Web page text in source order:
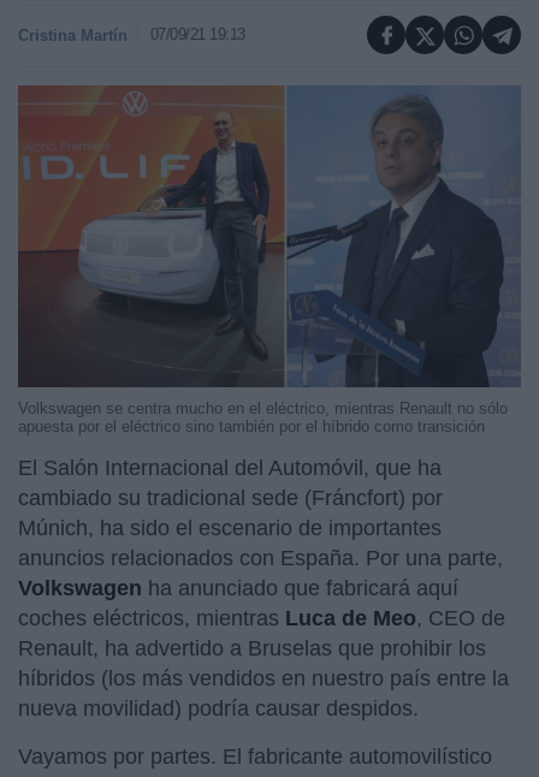
Cristina Martín 07/09/21 19:13
Volkswagen se centra mucho en el eléctrico, mientras Renault no sólo
apuesta por el eléctrico sino también por el híbrido como transición
El Salón Internacional del Automóvil, que ha
cambiado su tradicional sede (Fráncfort) por
Múnich, ha sido el escenario de importantes
anuncios relacionados con España. Por una parte,
Volkswagen ha anunciado que fabricará aquí
coches eléctricos, mientras Luca de Meo, CEO de
Renault, ha advertido a Bruselas que prohibir los
híbridos (los más vendidos en nuestro país entre la
nueva movilidad) podría causar despidos.
Vayamos por partes. El fabricante automovilístico